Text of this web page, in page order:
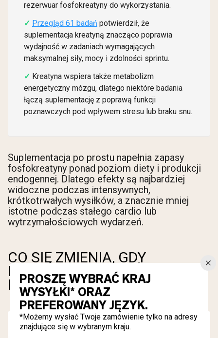
rezerwuar fosfokreatyny do wykorzystania.
Przegląd 61 badań potwierdził, że
suplementacja kreatyną znacząco poprawia
wydajność w zadaniach wymagających
maksymalnej siły, mocy i zdolności sprintu.
Kreatyna wspiera także metabolizm
energetyczny mózgu, dlatego niektóre badania
łączą suplementację z poprawą funkcji
poznawczych pod wpływem stresu lub braku snu.
Suplementacja po prostu napełnia zapasy
fosfokreatyny ponad poziom diety i produkcji
endogennej. Dlatego efekty są najbardziej
widoczne podczas intensywnych,
krótkotrwałych wysiłków, a znacznie mniej
istotne podczas stałego cardio lub
wytrzymałościowych wydarzeń.
CO SIĘ ZMIENIA, GDY
PRZESTAJESZ BRAĆ
KREATYNĘ
PROSZĘ WYBRAĆ KRAJ
WYSYŁKI* ORAZ
PREFEROWANY JĘZYK.
*Możemy wysłać Twoje zamówienie tylko na adresy
znajdujące się w wybranym kraju.